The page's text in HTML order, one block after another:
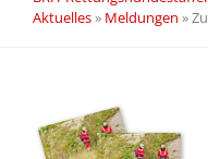
Aktuelles» Meldungen »